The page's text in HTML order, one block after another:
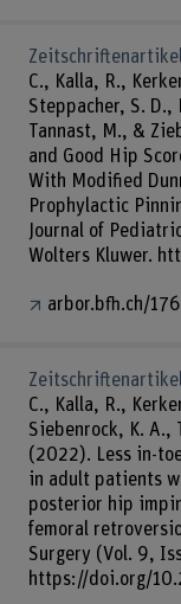
C., Kalla, R.,
Steppacher, S.
Tannast, M., &
and Good Hip
With Modified
Prophylactic
Journal of
Wolters Kluwer.
arbor.bfh.ch/
Zeitschriftenartikel
C., Kalla, R.,
Siebenrock, K. A.,
(2022). Less in-
in adult patients
posterior hip
femoral
Surgery (Vol. 9,
https://doi.org/